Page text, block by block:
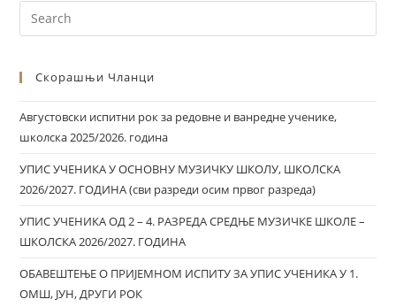
Скорашњи Чланци
Августовски испитни рок за редовне и ванредне ученике,
школска 2025/2026. година
УПИС УЧЕНИКА У ОСНОВНУ МУЗИЧКУ ШКОЛУ, ШКОЛСКА
2026/2027. ГОДИНА (сви разреди осим првог разреда)
УПИС УЧЕНИКА ОД 2 – 4. РАЗРЕДА СРЕДЊЕ МУЗИЧКЕ ШКОЛЕ –
ШКОЛСКА 2026/2027. ГОДИНА
ОБАВЕШТЕЊЕ О ПРИЈЕМНОМ ИСПИТУ ЗА УПИС УЧЕНИКА У 1.
ОМШ, ЈУН, ДРУГИ РОК